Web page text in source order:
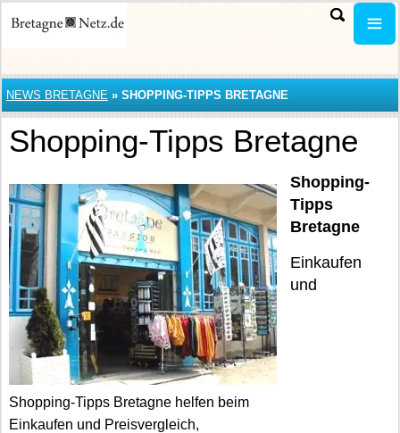
NEWS BRETAGNE » SHOPPING-TIPPS BRETAGNE
Shopping-Tipps Bretagne
Shopping-Tipps Bretagne helfen beim
Einkaufen und Preisvergleich,
Shopping-
Tipps
Bretagne
Einkaufen
und